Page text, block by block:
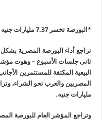
*البورصة تخسر 7.37 مليارات جنيه
تراجع أداء البورصة المصرية بشكل
ثانى جلسات الأسبوع – وهوت
البيعية المكثفة للمستثمرين
مليارات جنيه.
وتراجع المؤشر العام للبورصة